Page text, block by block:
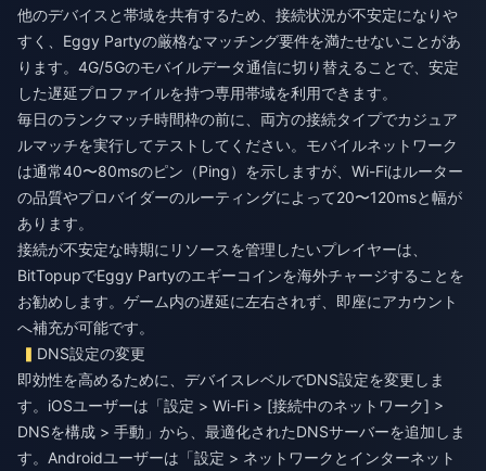
他のデバイスと帯域を共有するため、接続状況が不安定になりや
すく、Eggy Partyの厳格なマッチング要件を満たせないことがあ
ります。4G/5Gのモバイルデータ通信に切り替えることで、安定
した遅延プロファイルを持つ専用帯域を利用できます。
毎日のランクマッチ時間枠の前に、両方の接続タイプでカジュア
ルマッチを実行してテストしてください。モバイルネットワーク
は通常40〜80msのピン（Ping）を示しますが、Wi-Fiはルーター
の品質やプロバイダーのルーティングによって20〜120msと幅が
あります。
接続が不安定な時期にリソースを管理したいプレイヤーは、
BitTopupでEggy Partyのエギーコインを海外チャージすることを
お勧めします。ゲーム内の遅延に左右されず、即座にアカウント
へ補充が可能です。
DNS設定の変更
即効性を高めるために、デバイスレベルでDNS設定を変更しま
す。iOSユーザーは「設定 > Wi-Fi > [接続中のネットワーク] >
DNSを構成 > 手動」から、最適化されたDNSサーバーを追加しま
す。Androidユーザーは「設定 > ネットワークとインターネット